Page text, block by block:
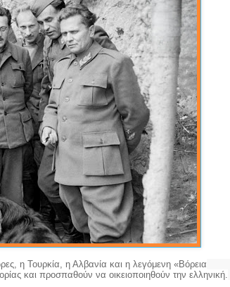
η Τουρκία, η Αλβανία και η λεγόμενη «Βόρεια
και προσπαθούν να οικειοποιηθούν την ελληνική.